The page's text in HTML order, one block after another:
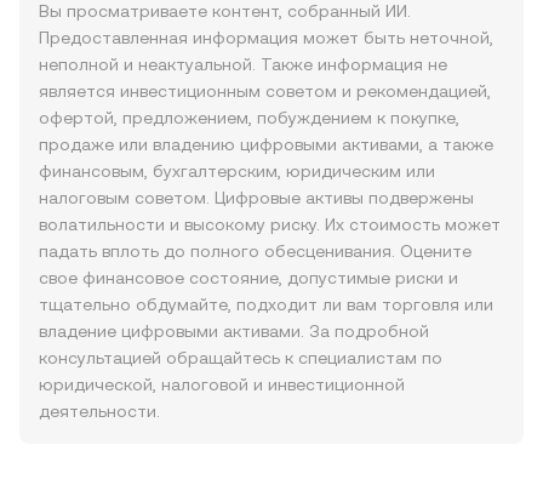
Вы просматриваете контент, собранный ИИ.
Предоставленная информация может быть неточной,
неполной и неактуальной. Также информация не
является инвестиционным советом и рекомендацией,
офертой, предложением, побуждением к покупке,
продаже или владению цифровыми активами, а также
финансовым, бухгалтерским, юридическим или
налоговым советом. Цифровые активы подвержены
волатильности и высокому риску. Их стоимость может
падать вплоть до полного обесценивания. Оцените
свое финансовое состояние, допустимые риски и
тщательно обдумайте, подходит ли вам торговля или
владение цифровыми активами. За подробной
консультацией обращайтесь к специалистам по
юридической, налоговой и инвестиционной
деятельности.